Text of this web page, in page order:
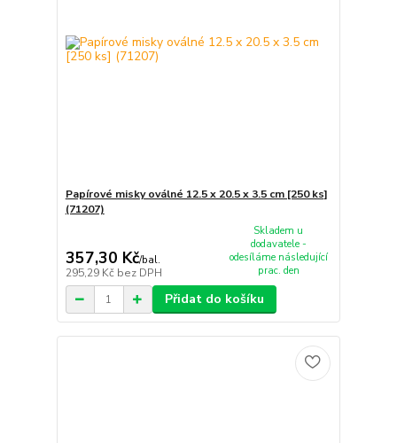
Papírové misky oválné 12.5 x 20.5 x 3.5 cm [250 ks]
(71207)
357,30 Kč/bal.
295,29 Kč bez DPH
Skladem u
dodavatele -
odesíláme následující
prac. den
Přidat do košíku